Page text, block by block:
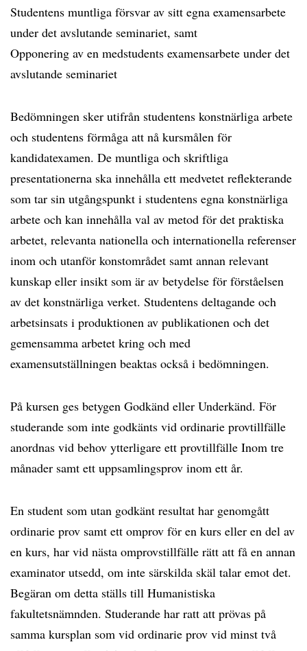
Studentens muntliga försvar av sitt egna examensarbete
under det avslutande seminariet, samt
Opponering av en medstudents examensarbete under det
avslutande seminariet
Bedömningen sker utifrån studentens konstnärliga arbete
och studentens förmåga att nå kursmålen för
kandidatexamen. De muntliga och skriftliga
presentationerna ska innehålla ett medvetet reflekterande
som tar sin utgångspunkt i studentens egna konstnärliga
arbete och kan innehålla val av metod för det praktiska
arbetet, relevanta nationella och internationella referenser
inom och utanför konstområdet samt annan relevant
kunskap eller insikt som är av betydelse för förståelsen
av det konstnärliga verket. Studentens deltagande och
arbetsinsats i produktionen av publikationen och det
gemensamma arbetet kring och med
examensutställningen beaktas också i bedömningen.
På kursen ges betygen Godkänd eller Underkänd. För
studerande som inte godkänts vid ordinarie provtillfälle
anordnas vid behov ytterligare ett provtillfälle Inom tre
månader samt ett uppsamlingsprov inom ett år.
En student som utan godkänt resultat har genomgått
ordinarie prov samt ett omprov för en kurs eller en del av
en kurs, har vid nästa omprovstillfälle rätt att få en annan
examinator utsedd, om inte särskilda skäl talar emot det.
Begäran om detta ställs till Humanistiska
fakultetsnämnden. Studerande har ratt att prövas på
samma kursplan som vid ordinarie prov vid minst två